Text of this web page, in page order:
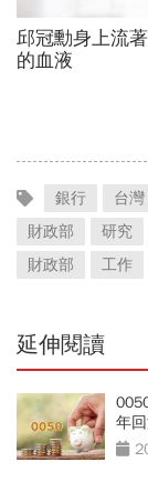
邱冠勳身上流
的血液
銀行 台灣
財政部
研究
財政部
工作
延伸閱讀
年